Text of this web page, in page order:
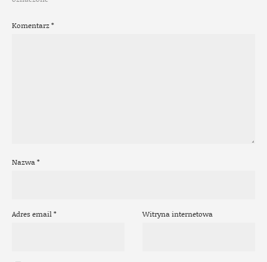
Komentarz*
Nazwa*
Adres email* Witryna internetowa